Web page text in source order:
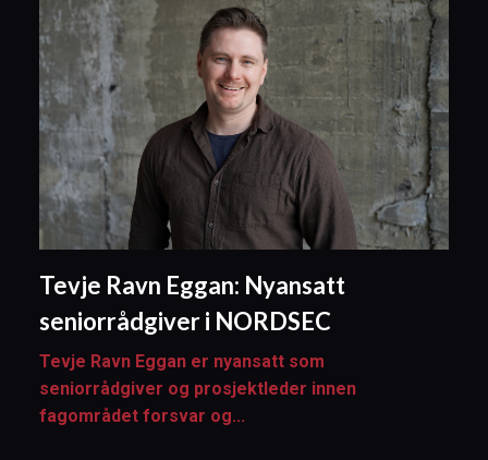
Tevje Ravn Eggan: Nyansatt
seniorrådgiver i NORDSEC
Tevje Ravn Eggan er nyansatt som
seniorrådgiver og prosjektleder innen
fagområdet forsvar og...